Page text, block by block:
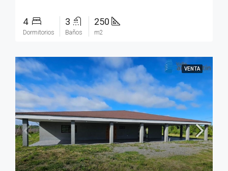
4
Dormitorios
3
Baños
250
m2
VENTA